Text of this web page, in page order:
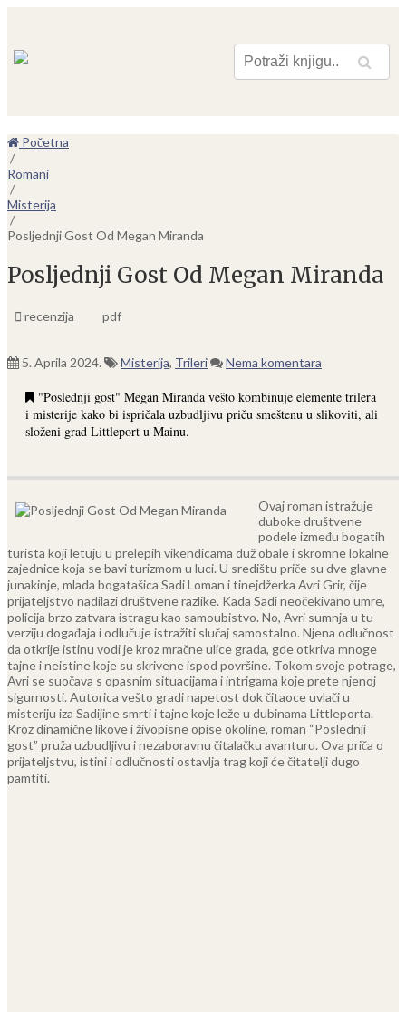
Pretraga
Početna
/
Romani
/
Misterija
/
Posljednji Gost Od Megan Miranda
Posljednji Gost Od Megan Miranda
recenzija pdf
5. Aprila 2024. Misterija, Trileri Nema komentara
"Poslednji gost" Megan Miranda vešto kombinuje elemente trilera
i misterije kako bi ispričala uzbudljivu priču smeštenu u slikoviti, ali
složeni grad Littleport u Mainu.
Ovaj roman istražuje
duboke društvene
podele između bogatih
turista koji letuju u prelepih vikendicama duž obale i skromne lokalne
zajednice koja se bavi turizmom u luci. U središtu priče su dve glavne
junakinje, mlada bogatašica Sadi Loman i tinejdžerka Avri Grir, čije
prijateljstvo nadilazi društvene razlike. Kada Sadi neočekivano umre,
policija brzo zatvara istragu kao samoubistvo. No, Avri sumnja u tu
verziju događaja i odlučuje istražiti slučaj samostalno. Njena odlučnost
da otkrije istinu vodi je kroz mračne ulice grada, gde otkriva mnoge
tajne i neistine koje su skrivene ispod površine. Tokom svoje potrage,
Avri se suočava s opasnim situacijama i intrigama koje prete njenoj
sigurnosti. Autorica vešto gradi napetost dok čitaoce uvlači u
misteriju iza Sadijine smrti i tajne koje leže u dubinama Littleporta.
Kroz dinamične likove i živopisne opise okoline, roman “Poslednji
gost” pruža uzbudljivu i nezaboravnu čitalačku avanturu. Ova priča o
prijateljstvu, istini i odlučnosti ostavlja trag koji će čitatelji dugo
pamtiti.